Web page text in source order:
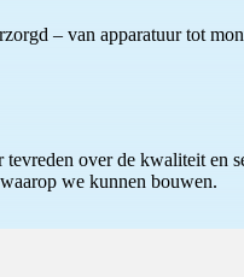
– van apparatuur tot
over de kwaliteit en
we kunnen bouwen.